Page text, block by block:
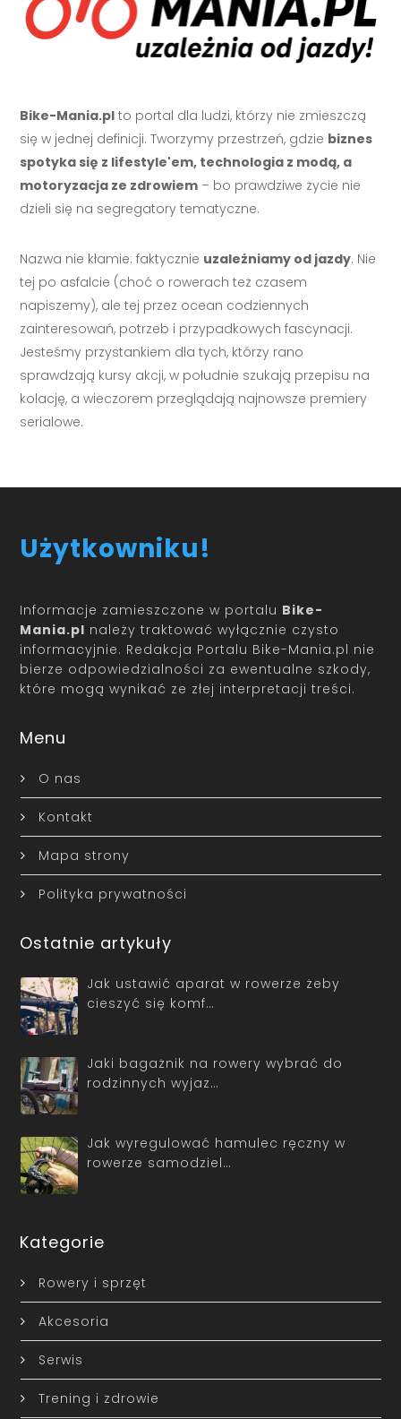
Bike-Mania.pl to portal dla ludzi, którzy nie zmieszczą
się w jednej definicji. Tworzymy przestrzeń, gdzie biznes
spotyka się z lifestyle'em, technologia z modą, a
motoryzacja ze zdrowiem – bo prawdziwe życie nie
dzieli się na segregatory tematyczne.
Nazwa nie kłamie: faktycznie uzależniamy od jazdy. Nie
tej po asfalcie (choć o rowerach też czasem
napiszemy), ale tej przez ocean codziennych
zainteresowań, potrzeb i przypadkowych fascynacji.
Jesteśmy przystankiem dla tych, którzy rano
sprawdzają kursy akcji, w południe szukają przepisu na
kolację, a wieczorem przeglądają najnowsze premiery
serialowe.
Użytkowniku!
Informacje zamieszczone w portalu Bike-
Mania.pl należy traktować wyłącznie czysto
informacyjnie. Redakcja Portalu Bike-Mania.pl nie
bierze odpowiedzialności za ewentualne szkody,
które mogą wynikać ze złej interpretacji treści.
Menu
O nas
Kontakt
Mapa strony
Polityka prywatności
Ostatnie artykuły
Jak ustawić aparat w rowerze żeby
cieszyć się komf…
Jaki bagażnik na rowery wybrać do
rodzinnych wyjaz…
Jak wyregulować hamulec ręczny w
rowerze samodziel…
Kategorie
Rowery i sprzęt
Akcesoria
Serwis
Trening i zdrowie